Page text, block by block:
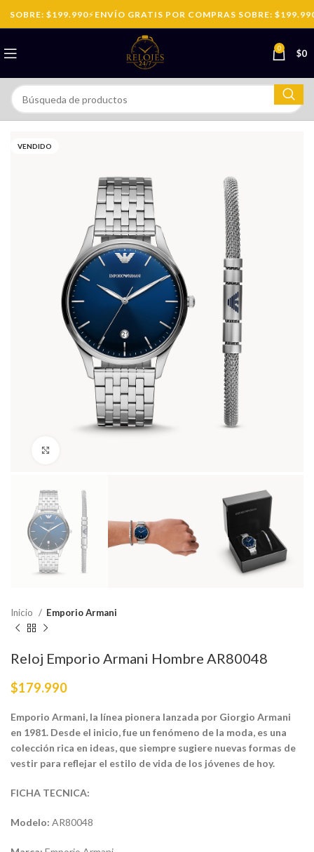
SOBRE: $199.990⚡ENVÍO GRATIS POR COMPRAS SOBRE: $199.990
0 $0
VENDIDO
Inicio Emporio Armani
Reloj Emporio Armani Hombre AR80048
$179.990
Emporio Armani, la línea pionera lanzada por Giorgio Armani
en 1981. Desde el inicio, fue un fenómeno de la moda, es una
colección rica en ideas, que siempre sugiere nuevas formas de
vestir para reflejar el estilo de vida de los jóvenes de hoy.
FICHA TECNICA:
Modelo: AR80048